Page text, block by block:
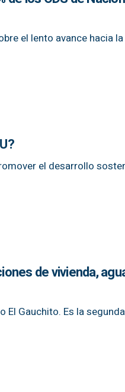
el lento avance hacia la
el desarrollo
de vivienda,
El Gauchito. Es la segunda